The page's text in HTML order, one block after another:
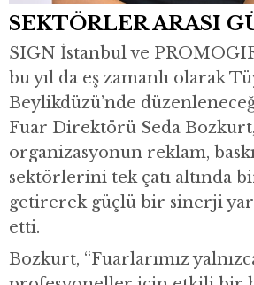
SEKTÖRLER ARASI
SIGN İstanbul ve
bu yıl da eş zamanlı olarak
Beylikdüzü’nde
Fuar Direktörü Seda
organizasyonun reklam,
sektörlerini tek çatı altında
getirerek güçlü bir sinerji
etti.
Bozkurt, “Fuarlarımız